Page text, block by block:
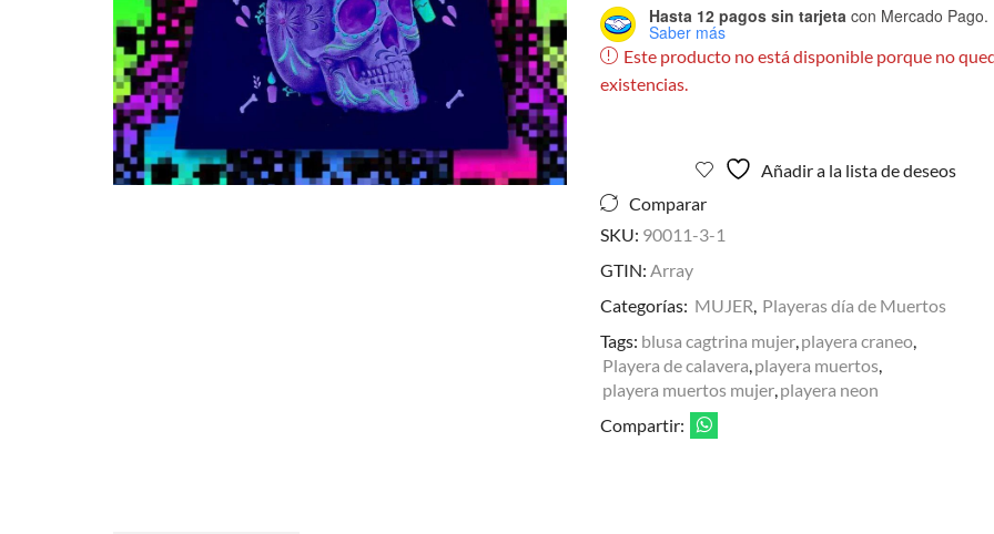
Hasta 12 pagos sin tarjetacon Mercado Pago.
Saber más
Este producto no está disponible porque no
existencias.
Añadir a la lista de deseos
Comparar
SKU: 90011-3-1
GTIN: Array
Categorías: MUJER, Playeras día de Muertos
Tags: blusa cagtrina mujer,playera craneo,
Playera de calavera,playera muertos,
playera muertos mujer,playera neon
Compartir: